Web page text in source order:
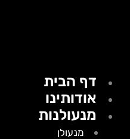
דף הבית
אודותינו
מנעולנות
מנעולן